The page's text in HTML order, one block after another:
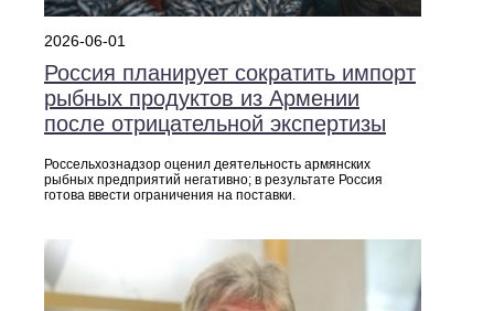
2026-06-01
Россия планирует сократить импорт
рыбных продуктов из Армении
после отрицательной экспертизы
Россельхознадзор оценил деятельность армянских
рыбных предприятий негативно; в результате Россия
готова ввести ограничения на поставки.